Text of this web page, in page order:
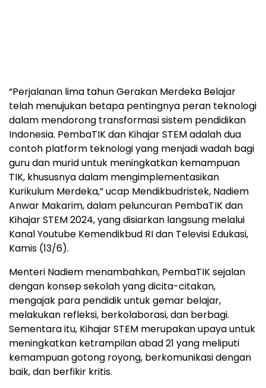
“Perjalanan lima tahun Gerakan Merdeka Belajar
telah menujukan betapa pentingnya peran teknologi
dalam mendorong transformasi sistem pendidikan
Indonesia. PembaTIK dan Kihajar STEM adalah dua
contoh platform teknologi yang menjadi wadah bagi
guru dan murid untuk meningkatkan kemampuan
TIK, khususnya dalam mengimplementasikan
Kurikulum Merdeka,” ucap Mendikbudristek, Nadiem
Anwar Makarim, dalam peluncuran PembaTIK dan
Kihajar STEM 2024, yang disiarkan langsung melalui
Kanal Youtube Kemendikbud RI dan Televisi Edukasi,
Kamis (13/6).
Menteri Nadiem menambahkan, PembaTIK sejalan
dengan konsep sekolah yang dicita-citakan,
mengajak para pendidik untuk gemar belajar,
melakukan refleksi, berkolaborasi, dan berbagi.
Sementara itu, Kihajar STEM merupakan upaya untuk
meningkatkan ketrampilan abad 21 yang meliputi
kemampuan gotong royong, berkomunikasi dengan
baik, dan berfikir kritis.